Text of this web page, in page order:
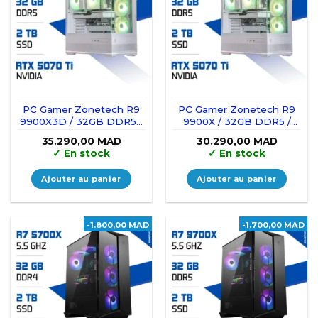
PC Gamer Zonetech R9
9900X3D / 32GB DDR5 /
16GB
35.290,00 MAD
✓ En stock
Ajouter au panier
PC Gamer Zonetech R9
9900X / 32GB DDR5 /
16GB
30.290,00 MAD
✓ En stock
Ajouter au panier
-1.800,00 MAD -1.700,00 MAD